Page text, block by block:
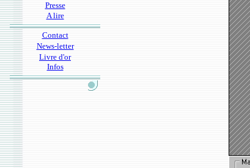
Presse
A lire
Contact
News-letter
Livre d'or
Infos